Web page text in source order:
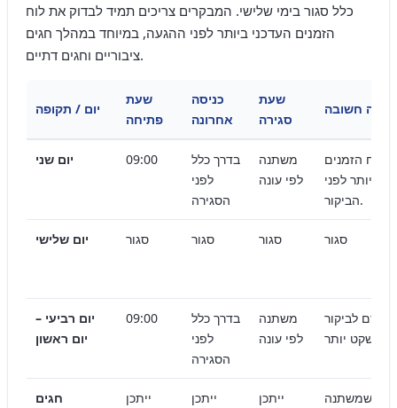
כלל סגור בימי שלישי. המבקרים צריכים תמיד לבדוק את לוח
הזמנים העדכני ביותר לפני ההגעה, במיוחד במהלך חגים
ציבוריים וחגים דתיים.
יום / תקופה
שעת
פתיחה
כניסה
אחרונה
שעת
סגירה
הערה חשובה
יום שני 09:00
בדרך כלל
לפני
הסגירה
משתנה
לפי עונה
לוח הזמנים
ביותר לפני
הביקור.
יום שלישי סגור סגור סגור סגור
יום רביעי –
יום ראשון
09:00
בדרך כלל
לפני
הסגירה
משתנה
לפי עונה
לביקור
חגים
ייתכן
ייתכן
ייתכן
שמשתנה